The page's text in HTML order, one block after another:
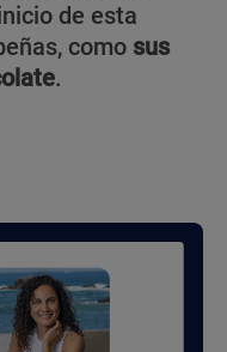
de esta
como sus
.